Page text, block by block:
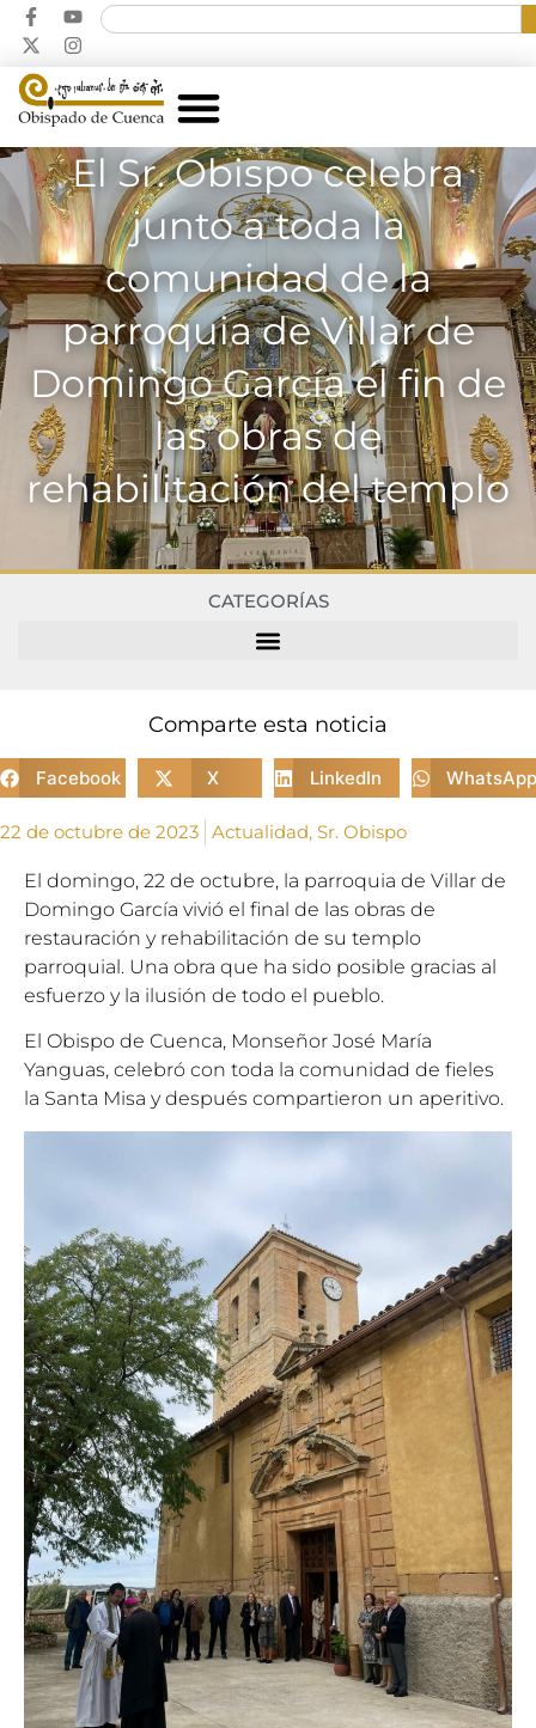
El Sr. Obispo celebra
junto a toda la
comunidad de la
parroquia de Villar de
Domingo García el fin de
las obras de
rehabilitación del templo
CATEGORÍAS
Comparte esta noticia
Facebook X LinkedIn WhatsApp
22 de octubre de 2023 Actualidad, Sr. Obispo
El domingo, 22 de octubre, la parroquia de Villar de
Domingo García vivió el final de las obras de
restauración y rehabilitación de su templo
parroquial. Una obra que ha sido posible gracias al
esfuerzo y la ilusión de todo el pueblo.
El Obispo de Cuenca, Monseñor José María
Yanguas, celebró con toda la comunidad de fieles
la Santa Misa y después compartieron un aperitivo.